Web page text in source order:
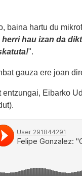
baina hartu du
hau izan da
".
gauza ere joan
Eibarko